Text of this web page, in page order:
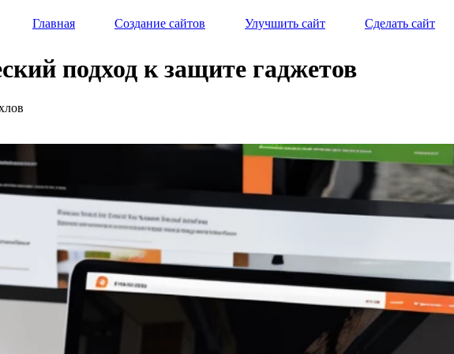
Главная Создание сайтов Улучшить сайт Сделать сайт
подход к защите гаджетов